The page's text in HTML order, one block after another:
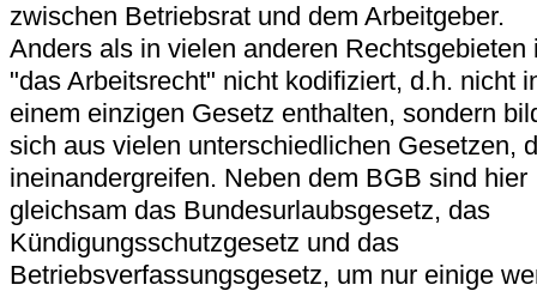
zwischen Betriebsrat und dem Arbeitgeber.
Anders als in vielen anderen Rechtsgebieten
"das Arbeitsrecht" nicht kodifiziert, d.h. nicht
einem einzigen Gesetz enthalten, sondern
sich aus vielen unterschiedlichen Gesetzen,
ineinandergreifen. Neben dem BGB sind hier
gleichsam das Bundesurlaubsgesetz, das
Kündigungsschutzgesetz und das
Betriebsverfassungsgesetz, um nur einige